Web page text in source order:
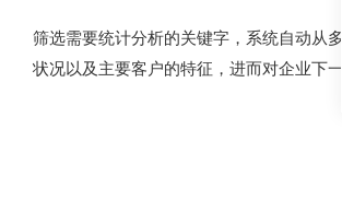
筛选需要统计分析的关键字，系统自动从
状况以及主要客户的特征，进而对企业下